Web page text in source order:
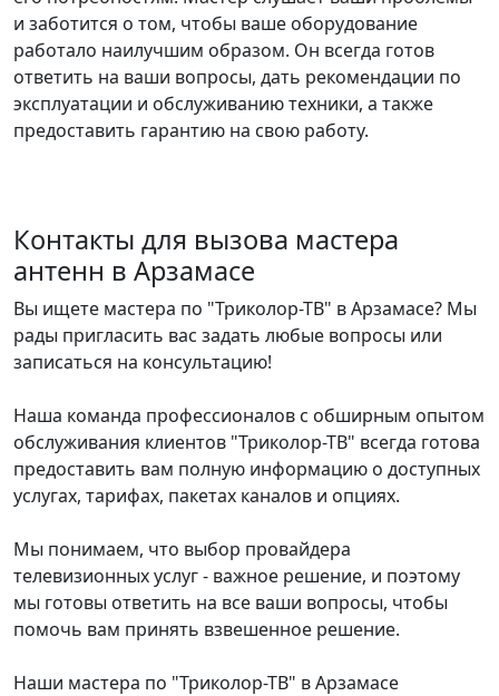
и заботится о том, чтобы ваше оборудование
работало наилучшим образом. Он всегда готов
ответить на ваши вопросы, дать рекомендации по
эксплуатации и обслуживанию техники, а также
предоставить гарантию на свою работу.
Контакты для вызова мастера
антенн в Арзамасе
Вы ищете мастера по "Триколор-ТВ" в Арзамасе? Мы
рады пригласить вас задать любые вопросы или
записаться на консультацию!
Наша команда профессионалов с обширным опытом
обслуживания клиентов "Триколор-ТВ" всегда готова
предоставить вам полную информацию о доступных
услугах, тарифах, пакетах каналов и опциях.
Мы понимаем, что выбор провайдера
телевизионных услуг - важное решение, и поэтому
мы готовы ответить на все ваши вопросы, чтобы
помочь вам принять взвешенное решение.
Наши мастера по "Триколор-ТВ" в Арзамасе